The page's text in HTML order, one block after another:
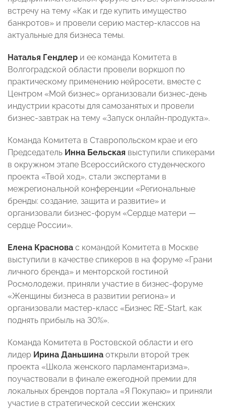
встречу на тему «Как и где купить имущество
банкротов» и провели серию мастер-классов на
актуальные для бизнеса темы.
Наталья Гендлер и ее команда Комитета в
Волгоградской области провели воркшоп по
практическому применению нейросети, вместе с
Центром «Мой бизнес» организовали бизнес-день
индустрии красоты для самозанятых и провели
бизнес-завтрак на тему «Запуск онлайн-продукта».
Команда Комитета в Ставропольском крае и его
Председатель Инна Бельская выступили спикерами
в окружном этапе Всероссийского студенческого
проекта «Твой ход», стали экспертами в
межрегиональной конференции «Региональные
бренды: создание, защита и развитие» и
организовали бизнес-форум «Сердце матери —
сердце России».
Елена Краснова с командой Комитета в Москве
выступили в качестве спикеров в на форуме «Грани
личного бренда» и менторской гостиной
Росмолодежи, приняли участие в бизнес-форуме
«Женщины бизнеса в развитии региона» и
организовали мастер-класс «Бизнес RE-Start, как
поднять прибыль на 30%».
Команда Комитета в Ростовской области и его
лидер Ирина Даньшина открыли второй трек
проекта «Школа женского парламентаризма»,
поучаствовали в финале ежегодной премии для
локальных брендов портала «Я Покупаю» и приняли
участие в стратегической сессии женских